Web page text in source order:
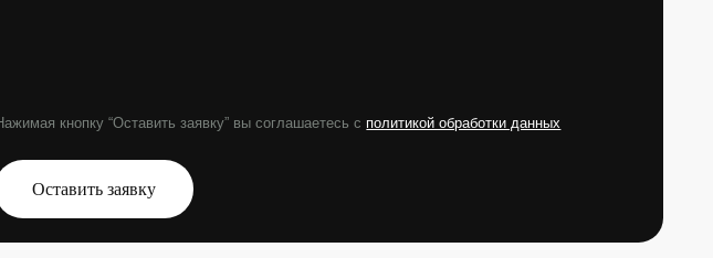
Почта:
Clean-garden@yandex.ru